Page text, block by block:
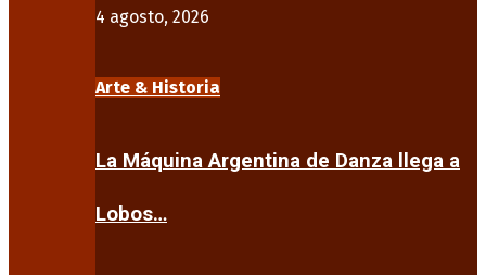
4 agosto, 2026
Arte & Historia
La Máquina Argentina de Danza llega a
Lobos…